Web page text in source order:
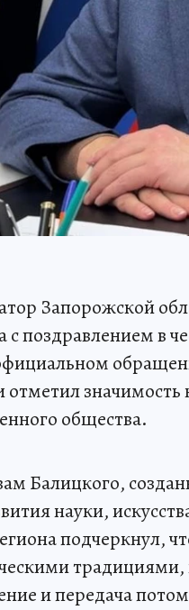
Запорожской
с поздравлением в
отметил
общества.
Балицкого,
науки,
подчеркнул,
традициями,
и передача